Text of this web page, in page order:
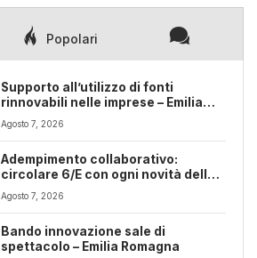
Popolari
Supporto all’utilizzo di fonti
rinnovabili nelle imprese – Emilia
Romagna
Agosto 7, 2026
Adempimento collaborativo:
circolare 6/E con ogni novità della
riforma fiscale
Agosto 7, 2026
Bando innovazione sale di
spettacolo – Emilia Romagna